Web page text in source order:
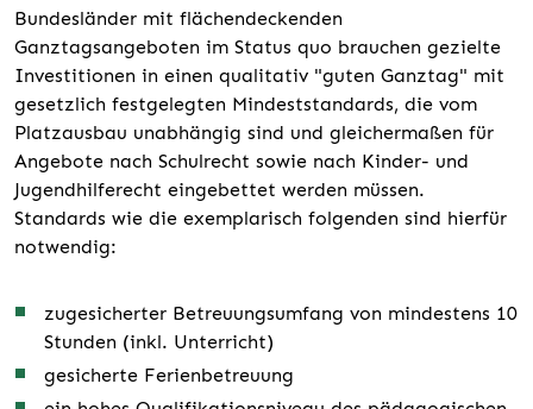
Bundesländer mit flächendeckenden
Ganztagsangeboten im Status quo brauchen gezielte
Investitionen in einen qualitativ "guten Ganztag" mit
gesetzlich festgelegten Mindeststandards, die vom
Platzausbau unabhängig sind und gleichermaßen für
Angebote nach Schulrecht sowie nach Kinder- und
Jugendhilferecht eingebettet werden müssen.
Standards wie die exemplarisch folgenden sind hierfür
notwendig:
zugesicherter Betreuungsumfang von mindestens 10
Stunden (inkl. Unterricht)
gesicherte Ferienbetreuung